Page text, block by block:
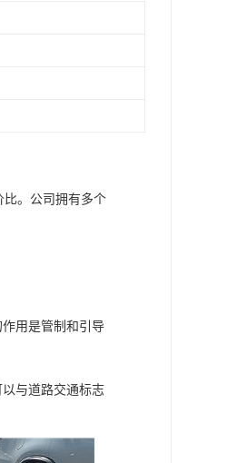
比。公司拥有多个
用是管制和引导
与道路交通标志